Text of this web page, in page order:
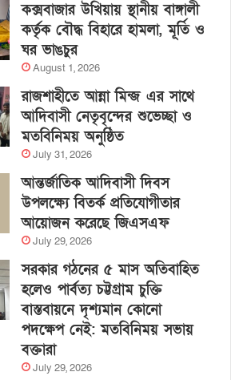
কক্সবাজার উখিয়ায় স্থানীয় বাঙ্গালী
কর্তৃক বৌদ্ধ বিহারে হামলা, মূর্তি ও
ঘর ভাঙচুর
August 1, 2026
রাজশাহীতে আন্না মিন্জ এর সাথে
আদিবাসী নেতৃবৃন্দের শুভেচ্ছা ও
মতবিনিময় অনুষ্ঠিত
July 31, 2026
আন্তর্জাতিক আদিবাসী দিবস
উপলক্ষ্যে বিতর্ক প্রতিযোগীতার
আয়োজন করেছে জিএসএফ
July 29, 2026
সরকার গঠনের ৫ মাস অতিবাহিত
হলেও পার্বত্য চট্টগ্রাম চুক্তি
বাস্তবায়নে দৃশ্যমান কোনো
পদক্ষেপ নেই: মতবিনিময় সভায়
বক্তারা
July 29, 2026